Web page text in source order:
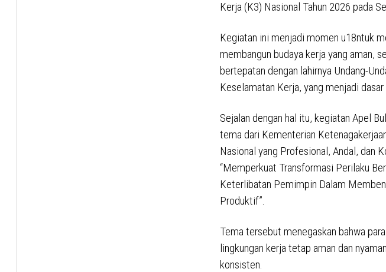
Kerja (K3) Nasional Tahun 2026 pada
Kegiatan ini menjadi momen u18ntuk
membangun budaya kerja yang aman,
bertepatan dengan lahirnya Undang-
Keselamatan Kerja, yang menjadi
Sejalan dengan hal itu, kegiatan Apel
tema dari Kementerian
Nasional yang Profesional, Andal, dan
“Memperkuat Transformasi Perilaku
Keterlibatan Pemimpin Dalam
Produktif”.
Tema tersebut menegaskan bahwa
lingkungan kerja tetap aman dan
konsisten.